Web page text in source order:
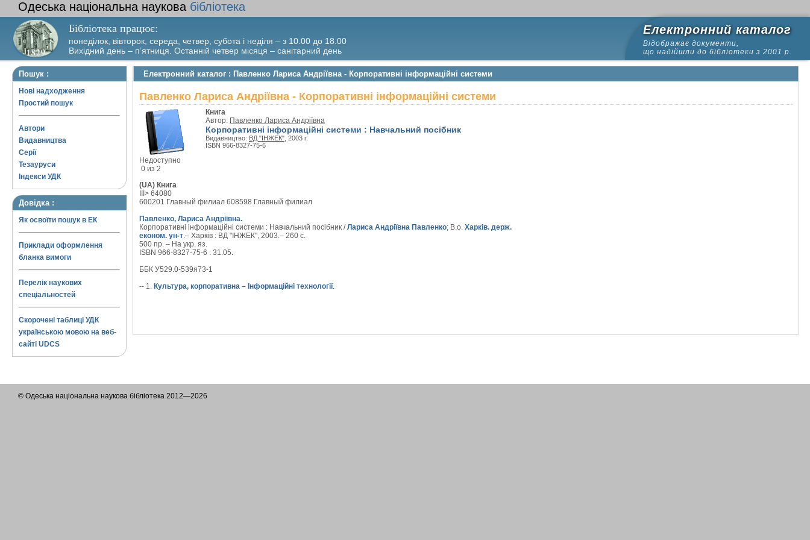
Одеська національна наукова бібліотека
Бібліотека працює:
понеділок, вівторок, середа, четвер, субота і неділя – з 10.00 до 18.00
Вихідний день – п’ятниця. Останній четвер місяця – санітарний день
Електронний каталог
Відображає документи,
що надійшли до бібліотеки з 2001 р.
Пошук :
Нові надходження
Простий пошук
Автори
Видавництва
Серії
Тезауруси
Індекси УДК
Довідка :
Як освоїти пошук в ЕК
Приклади оформлення
бланка вимоги
Перелік наукових
спеціальностей
Скорочені таблиці УДК
українською мовою на веб-
сайті UDCS
Електронний каталог : Павленко Лариса Андріївна - Корпоративні інформаційні системи
Павленко Лариса Андріївна - Корпоративні інформаційні системи
Недоступно
0 из 2
Книга
Автор: Павленко Лариса Андріївна
Корпоративні інформаційні системи : Навчальний посібник
Видавництво: ВД "ІНЖЕК" , 2003 г.
ISBN 966-8327-75-6
(UA) Книга
III> 64080
600201 Главный филиал 608598 Главный филиал
Павленко, Лариса Андріївна.
Корпоративні інформаційні системи : Навчальний посібник /Лариса Андріївна Павленко; В.о. Харків. держ.
економ. ун-т.– Харків : ВД "ІНЖЕК", 2003.– 260 с.
500 пр. – На укр. яз.
ISBN 966-8327-75-6 : 31.05.
ББК У529.0-539я73-1
-- 1. Культура, корпоративна – Інформаційні технології.
© Одеська національна наукова бібліотека 2012—2026